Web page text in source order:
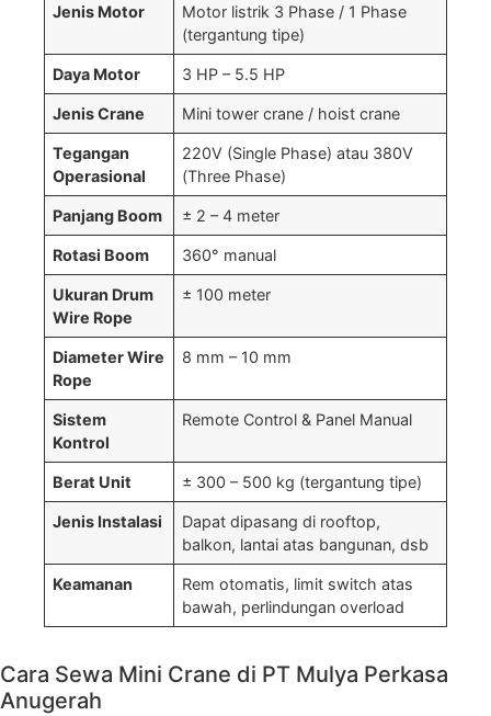
Jenis Motor
Motor listrik 3 Phase / 1 Phase
(tergantung tipe)
Daya Motor 3 HP – 5.5 HP
Jenis Crane Mini tower crane / hoist crane
Tegangan
Operasional
220V (Single Phase) atau 380V
(Three Phase)
Panjang Boom ± 2 – 4 meter
Rotasi Boom 360° manual
Ukuran Drum
Wire Rope
± 100 meter
Diameter Wire
Rope
8 mm – 10 mm
Sistem
Kontrol
Remote Control & Panel Manual
Berat Unit ± 300 – 500 kg (tergantung tipe)
Jenis Instalasi
Dapat dipasang di rooftop,
balkon, lantai atas bangunan, dsb
Keamanan
Rem otomatis, limit switch atas
bawah, perlindungan overload
Cara Sewa Mini Crane di PT Mulya Perkasa
Anugerah